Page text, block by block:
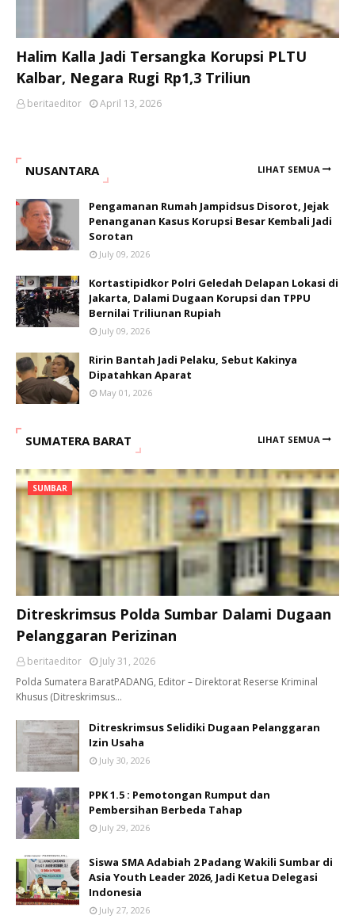
Halim Kalla Jadi Tersangka Korupsi PLTU
Kalbar, Negara Rugi Rp1,3 Triliun
beritaeditor April 13, 2026
NUSANTARA LIHAT SEMUA
Pengamanan Rumah Jampidsus Disorot, Jejak
Penanganan Kasus Korupsi Besar Kembali Jadi
Sorotan
July 09, 2026
Kortastipidkor Polri Geledah Delapan Lokasi di
Jakarta, Dalami Dugaan Korupsi dan TPPU
Bernilai Triliunan Rupiah
July 09, 2026
Ririn Bantah Jadi Pelaku, Sebut Kakinya
Dipatahkan Aparat
May 01, 2026
SUMATERA BARAT LIHAT SEMUA
SUMBAR
Ditreskrimsus Polda Sumbar Dalami Dugaan
Pelanggaran Perizinan
beritaeditor
July 31, 2026
Polda Sumatera BaratPADANG, Editor – Direktorat Reserse Kriminal
Khusus (Ditreskrimsus…
Ditreskrimsus Selidiki Dugaan Pelanggaran
Izin Usaha
July 30, 2026
PPK 1.5 : Pemotongan Rumput dan
Pembersihan Berbeda Tahap
July 29, 2026
Siswa SMA Adabiah 2 Padang Wakili Sumbar di
Asia Youth Leader 2026, Jadi Ketua Delegasi
Indonesia
July 27, 2026